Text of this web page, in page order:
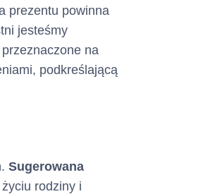
prezentu powinna
jesteśmy
na
podkreślającą
Sugerowana
rodziny i